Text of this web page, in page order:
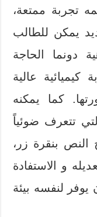
تجربة ممتعة،
يمكن للطالب
دونما الحاجة
كيميائية عالية
كما يمكنه
تتعرف ضوئياً
بنقرة زر،
و الاستفادة
يوفر لنفسه بيئة